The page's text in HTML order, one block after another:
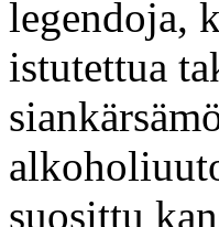
legendoja,
istutettua
suosittu